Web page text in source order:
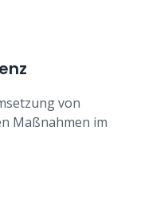
von
Maßnahmen im